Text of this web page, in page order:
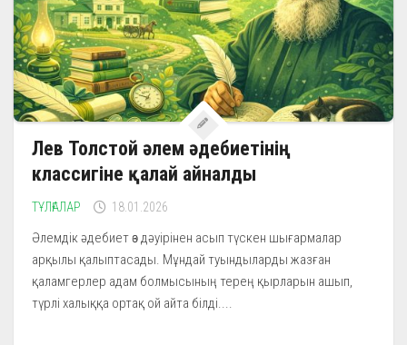
Лев Толстой әлем әдебиетінің
классигіне қалай айналды
ТҰЛҒАЛАР 18.01.2026
Әлемдік әдебиет өз дәуірінен асып түскен шығармалар
арқылы қалыптасады. Мұндай туындыларды жазған
қаламгерлер адам болмысының терең қырларын ашып,
түрлі халыққа ортақ ой айта білді....